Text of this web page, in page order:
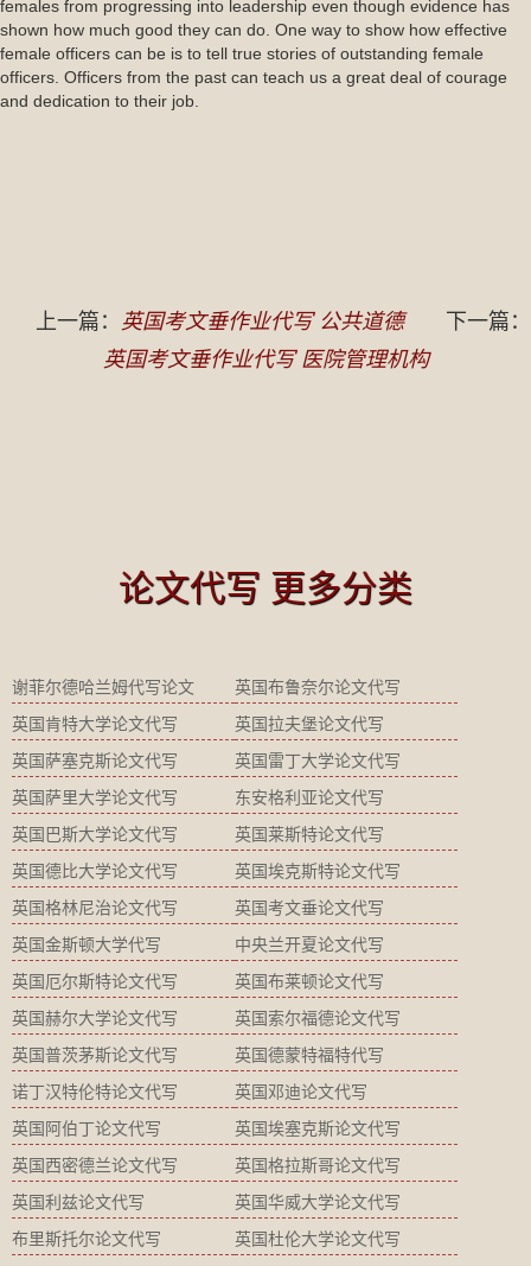
females from progressing into leadership even though evidence has
shown how much good they can do. One way to show how effective
female officers can be is to tell true stories of outstanding female
officers. Officers from the past can teach us a great deal of courage
and dedication to their job.
上一篇： 英国考文垂作业代写 公共道德
下一篇：
英国考文垂作业代写 医院管理机构
论文代写 更多分类
谢菲尔德哈兰姆代写论文 英国布鲁奈尔论文代写
英国肯特大学论文代写 英国拉夫堡论文代写
英国萨塞克斯论文代写 英国雷丁大学论文代写
英国萨里大学论文代写 东安格利亚论文代写
英国巴斯大学论文代写 英国莱斯特论文代写
英国德比大学论文代写 英国埃克斯特论文代写
英国格林尼治论文代写 英国考文垂论文代写
英国金斯顿大学代写 中央兰开夏论文代写
英国厄尔斯特论文代写 英国布莱顿论文代写
英国赫尔大学论文代写 英国索尔福德论文代写
英国普茨茅斯论文代写 英国德蒙特福特代写
诺丁汉特伦特论文代写 英国邓迪论文代写
英国阿伯丁论文代写 英国埃塞克斯论文代写
英国西密德兰论文代写 英国格拉斯哥论文代写
英国利兹论文代写 英国华威大学论文代写
布里斯托尔论文代写 英国杜伦大学论文代写